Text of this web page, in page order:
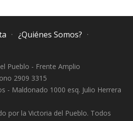
¿Quiénes Somos?
Pueblo - Frente Amplio
2909 3315
- Maldonado 1000 esq. Julio Herrera
por la Victoria del Pueblo. Todos